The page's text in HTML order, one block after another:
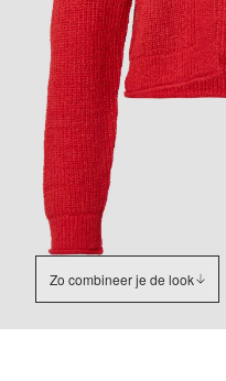
Zo combineer je de look